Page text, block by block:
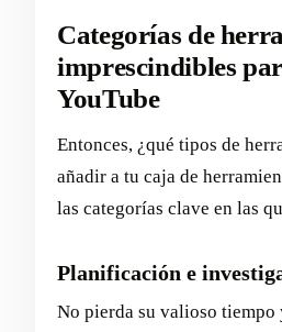
Categorías de
imprescindibles
YouTube
Entonces, ¿qué tipos de
añadir a tu caja de
las categorías clave en las
Planificación e
No pierda su valioso tiempo